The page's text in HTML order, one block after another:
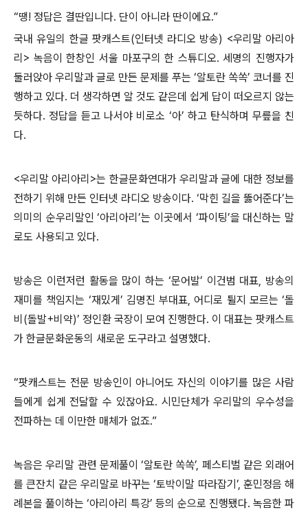
“땡! 정답은 결딴입니다. 단이 아니라 딴이에요.”
국내 유일의 한글 팟캐스트(인터넷 라디오 방송) <우리말 아리아
리> 녹음이 한창인 서울 마포구의 한 스튜디오. 세명의 진행자가
둘러앉아 우리말과 글로 만든 문제를 푸는 ‘알토란 쏙쏙’ 코너를 진
행하고 있다. 더 생각하면 알 것도 같은데 쉽게 답이 떠오르지 않는
듯하다. 정답을 듣고 나서야 비로소 ‘아’ 하고 탄식하며 무릎을 친
다.
<우리말 아리아리>는 한글문화연대가 우리말과 글에 대한 정보를
전하기 위해 만든 인터넷 라디오 방송이다. ‘막힌 길을 뚫어준다’는
의미의 순우리말인 ‘아리아리’는 이곳에서 ‘파이팅’을 대신하는 말
로도 사용되고 있다.
방송은 이런저런 활동을 많이 하는 ‘문어발’ 이건범 대표, 방송의
재미를 책임지는 ‘재밌게’ 김명진 부대표, 어디로 튈지 모르는 ‘돌
비(돌발+비약)’ 정인환 국장이 모여 진행한다. 이 대표는 팟캐스트
가 한글문화운동의 새로운 도구라고 설명했다.
“팟캐스트는 전문 방송인이 아니어도 자신의 이야기를 많은 사람
들에게 쉽게 전달할 수 있잖아요. 시민단체가 우리말의 우수성을
전파하는 데 이만한 매체가 없죠.”
녹음은 우리말 관련 문제풀이 ‘알토란 쏙쏙’, 페스티벌 같은 외래어
를 큰잔치 같은 우리말로 바꾸는 ‘토박이말 따라잡기’, 훈민정음 해
례본을 풀이하는 ‘아리아리 특강’ 등의 순으로 진행됐다. 녹음한 파